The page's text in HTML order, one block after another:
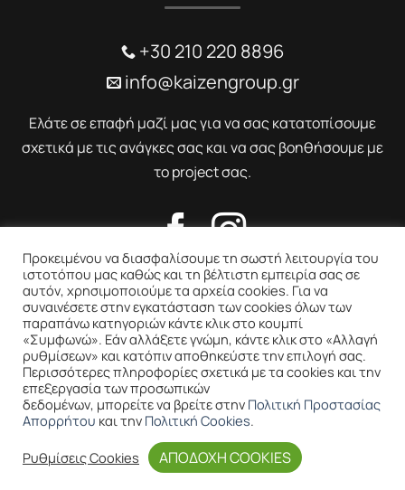
+30 210 220 8896
info@kaizengroup.gr
Ελάτε σε επαφή μαζί μας για να σας κατατοπίσουμε
σχετικά με τις ανάγκες σας και να σας βοηθήσουμε με
το project σας.
KaizenGroup IKE| All rights reserved
Website and Premium Hosting byClickProject.gr
Προκειμένου να διασφαλίσουμε τη σωστή λειτουργία του
ιστοτόπου μας καθώς και τη βέλτιστη εμπειρία σας σε
αυτόν, χρησιμοποιούμε τα αρχεία cookies. Για να
συναινέσετε στην εγκατάσταση των cookies όλων των
παραπάνω κατηγοριών κάντε κλικ στο κουμπί
«Συμφωνώ». Εάν αλλάξετε γνώμη, κάντε κλικ στο «Αλλαγή
ρυθμίσεων» και κατόπιν αποθηκεύστε την επιλογή σας.
Περισσότερες πληροφορίες σχετικά με τα cookies και την
επεξεργασία των προσωπικών
δεδομένων, μπορείτε να βρείτε στην Πολιτική Προστασίας
Απορρήτου και την Πολιτική Cookies.
Ρυθμίσεις Cookies ΑΠΟΔΟΧΗ COOKIES